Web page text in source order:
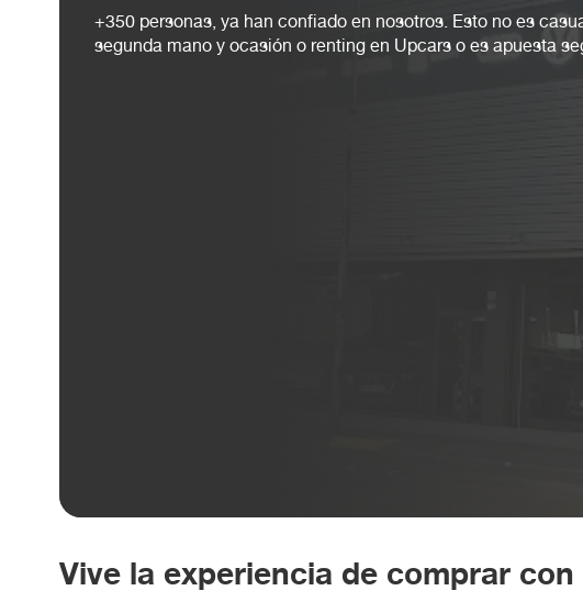
+350 personas, ya han confiado en nosotros. Esto no es
segunda mano y ocasión o renting en Upcars o es apuesta
Vive la experiencia de comprar